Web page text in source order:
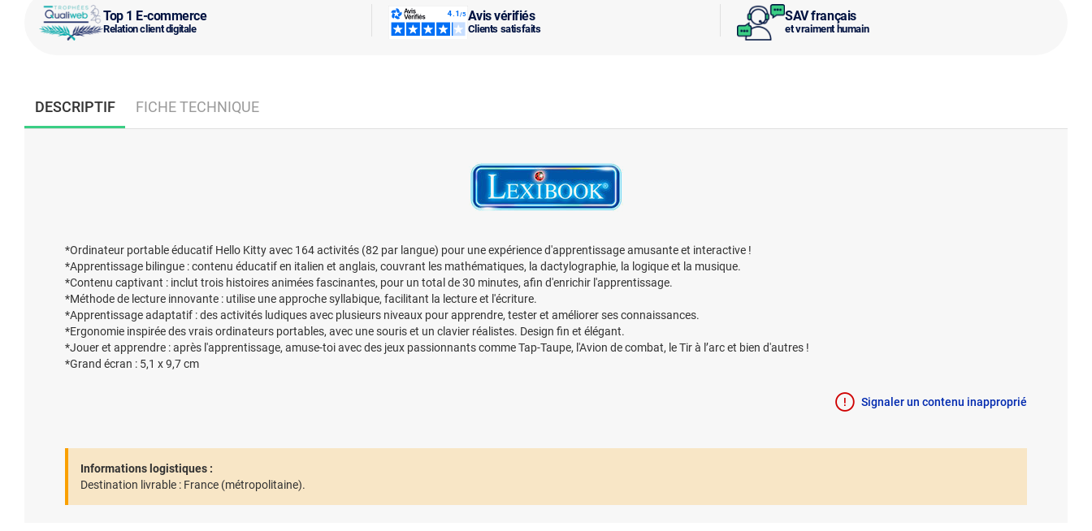
Top 1 E-commerce
Relation client digitale
Avis vérifiés
Clients satisfaits
SAV français
et vraiment humain
DESCRIPTIF FICHE TECHNIQUE
*Ordinateur portable éducatif Hello Kitty avec 164 activités (82 par langue) pour une expérience d'apprentissage amusante et interactive !
*Apprentissage bilingue : contenu éducatif en italien et anglais, couvrant les mathématiques, la dactylographie, la logique et la musique.
*Contenu captivant : inclut trois histoires animées fascinantes, pour un total de 30 minutes, afin d'enrichir l'apprentissage.
*Méthode de lecture innovante : utilise une approche syllabique, facilitant la lecture et l'écriture.
*Apprentissage adaptatif : des activités ludiques avec plusieurs niveaux pour apprendre, tester et améliorer ses connaissances.
*Ergonomie inspirée des vrais ordinateurs portables, avec une souris et un clavier réalistes. Design fin et élégant.
*Jouer et apprendre : après l'apprentissage, amuse-toi avec des jeux passionnants comme Tap-Taupe, l'Avion de combat, le Tir à l’arc et bien d'autres !
*Grand écran : 5,1 x 9,7 cm
Signaler un contenu inapproprié
Informations logistiques :
Destination livrable : France (métropolitaine).